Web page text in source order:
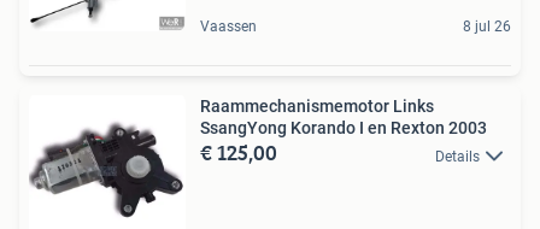
Vaassen 8 jul 26
Raammechanismemotor Links
SsangYong Korando I en Rexton 2003
€ 125,00 Details